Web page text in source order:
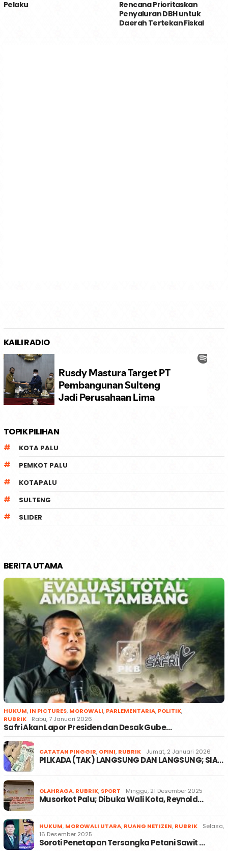
Pelaku
Rencana Prioritaskan
Penyaluran DBH untuk
Daerah Tertekan Fiskal
KAILI RADIO
TOPIK PILIHAN
KOTA PALU
PEMKOT PALU
KOTAPALU
SULTENG
SLIDER
BERITA UTAMA
HUKUM, IN PICTURES, MOROWALI, PARLEMENTARIA, POLITIK,
RUBRIK
Rabu, 7 Januari 2026
Safri Akan Lapor Presiden dan Desak Gube…
CATATAN PINGGIR, OPINI, RUBRIK Jumat, 2 Januari 2026
PILKADA (TAK) LANGSUNG DAN LANGSUNG; SIA…
OLAHRAGA, RUBRIK, SPORT Minggu, 21 Desember 2025
Musorkot Palu; Dibuka Wali Kota, Reynold…
HUKUM, MOROWALI UTARA, RUANG NETIZEN, RUBRIK
Selasa,
16 Desember 2025
Soroti Penetapan Tersangka Petani Sawit …